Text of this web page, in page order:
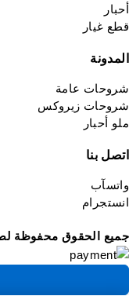
أحبار
قطع غيار
المدونة
شروحات عامة
شروحات زيروكس
ملو أحبار
اتصل بنا
واتسآب
انستجرام
جميع الحقوق محفوظة